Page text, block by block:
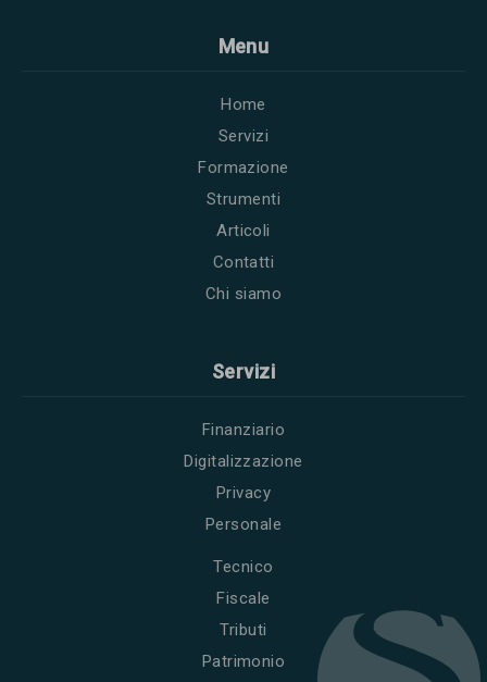
Menu
Home
Servizi
Formazione
Strumenti
Articoli
Contatti
Chi siamo
Servizi
Finanziario
Digitalizzazione
Privacy
Personale
Tecnico
Fiscale
Tributi
Patrimonio